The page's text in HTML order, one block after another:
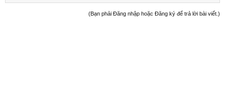
(Bạn phải Đăng nhập hoặc Đăng ký để trả lời bài viết.)